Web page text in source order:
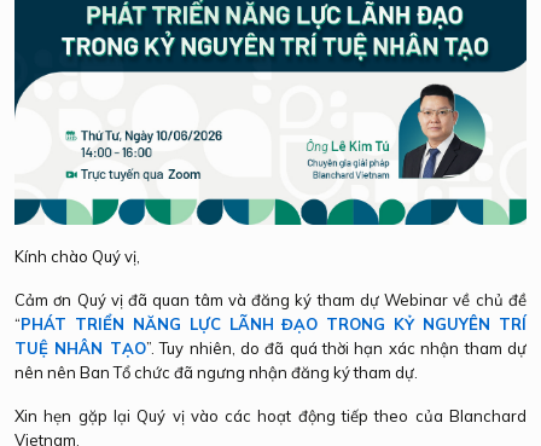
Kính chào Quý vị,
Cảm ơn Quý vị đã quan tâm và đăng ký tham dự Webinar về chủ đề
“PHÁT TRIỂN NĂNG LỰC LÃNH ĐẠO TRONG KỶ NGUYÊN TRÍ
TUỆ NHÂN TẠO”. Tuy nhiên, do đã quá thời hạn xác nhận tham dự
nên nên Ban Tổ chức đã ngưng nhận đăng ký tham dự.
Xin hẹn gặp lại Quý vị vào các hoạt động tiếp theo của Blanchard
Vietnam.